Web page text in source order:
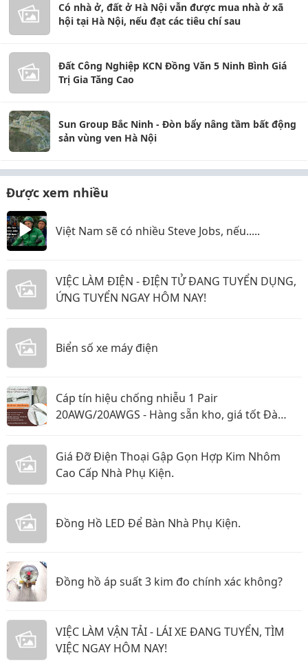
Có nhà ở, đất ở Hà Nội vẫn được mua nhà ở xã
hội tại Hà Nội, nếu đạt các tiêu chí sau
Đất Công Nghiệp KCN Đồng Văn 5 Ninh Bình Giá
Trị Gia Tăng Cao
Sun Group Bắc Ninh - Đòn bẩy nâng tầm bất động
sản vùng ven Hà Nội
Được xem nhiều
Việt Nam sẽ có nhiều Steve Jobs, nếu.....
VIỆC LÀM ĐIỆN - ĐIỆN TỬ ĐANG TUYỂN DỤNG,
ỨNG TUYỂN NGAY HÔM NAY!
Biển số xe máy điện
Cáp tín hiệu chống nhiễu 1 Pair
20AWG/20AWGS - Hàng sẵn kho, giá tốt Đà
Giá Đỡ Điện Thoại Gập Gọn Hợp Kim Nhôm
Cao Cấp Nhà Phụ Kiện.
Đồng Hồ LED Để Bàn Nhà Phụ Kiện.
Đồng hồ áp suất 3 kim đo chính xác không?
VIỆC LÀM VẬN TẢI - LÁI XE ĐANG TUYỂN, TÌM
VIỆC NGAY HÔM NAY!